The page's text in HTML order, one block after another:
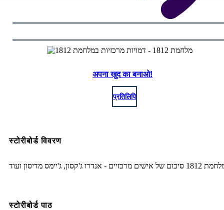
अपना खुद का बनाओ!
प्रतिलिपि
स्टोरीबोर्ड विवरण
סיכום של אישים מרכזיים - אנדרו ג'קסון, ג'יימס מדיסון ועוד
स्टोरीबोर्ड पाठ